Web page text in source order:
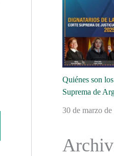
Quiénes son
Suprema de
30 de marzo de